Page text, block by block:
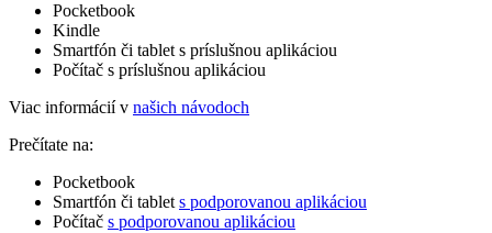
Pocketbook
Kindle
Smartfón či tablet s príslušnou aplikáciou
Počítač s príslušnou aplikáciou
Viac informácií v našich návodoch
Prečítate na:
Pocketbook
Smartfón či tablet s podporovanou aplikáciou
Počítač s podporovanou aplikáciou